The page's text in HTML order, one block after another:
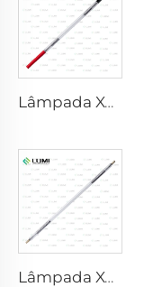
Lâmpada Xenônio Laser L1921 - 7×60×125 mm
Lâmpada Xenônio Laser L4290 – 9×140×280 mm